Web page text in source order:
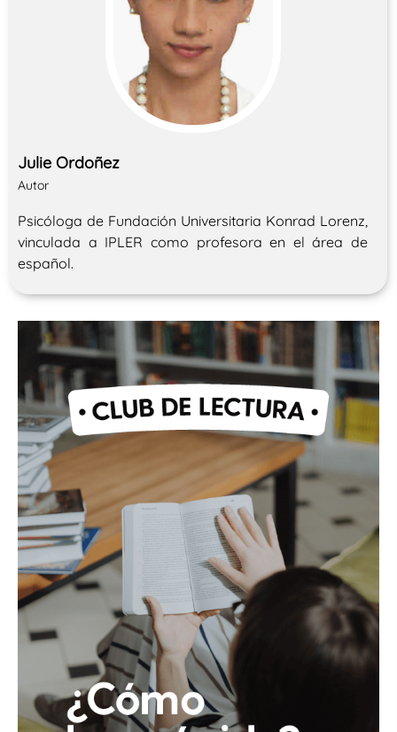
Julie Ordoñez
Autor
Psicóloga de Fundación Universitaria Konrad Lorenz,
vinculada a IPLER como profesora en el área de
español.